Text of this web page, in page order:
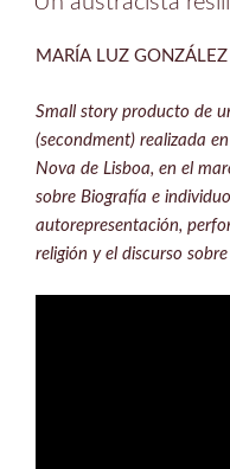
MARÍA LUZ
Small story producto de
(secondment) realizada
Nova de Lisboa, en el
sobre Biografía e
autorepresentación,
religión y el discurso